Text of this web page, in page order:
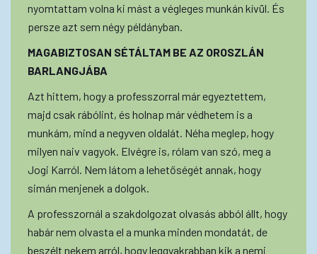
nyomtattam volna ki mást a végleges munkán kívül. És
persze azt sem négy példányban.
MAGABIZTOSAN SÉTÁLTAM BE AZ OROSZLÁN
BARLANGJÁBA
Azt hittem, hogy a professzorral már egyeztettem,
majd csak rábólint, és holnap már védhetem is a
munkám, mind a negyven oldalát. Néha meglep, hogy
milyen naiv vagyok. Elvégre is, rólam van szó, meg a
Jogi Karról. Nem látom a lehetőségét annak, hogy
simán menjenek a dolgok.
A professzornál a szakdolgozat olvasás abból állt, hogy
habár nem olvasta el a munka minden mondatát, de
beszélt nekem arról, hogy leggyakrabban kik a nemi